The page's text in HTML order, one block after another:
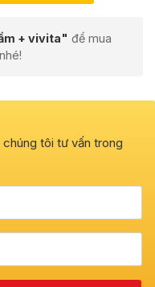
+ vivita" để mua
tôi tư vấn trong